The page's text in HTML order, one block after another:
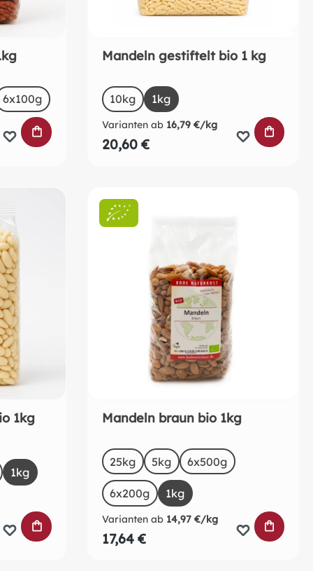
nicht verfügbar.)
6x100g
IN DEN WARENKORB
Mandeln gestiftelt bio 1 kg
Sizeauswählen
10kg 1kg
Varianten ab 16,79 €/kg
20,60 €
IN DEN
1kg
1kg
IN DEN WARENKORB
Mandeln braun bio 1kg
Sizeauswählen
25kg 5kg 6x500g
6x200g 1kg
Varianten ab 14,97 €/kg
17,64 €
IN DEN